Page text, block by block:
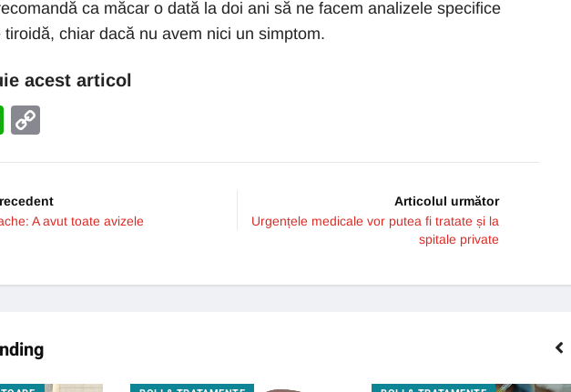
ca măcar o dată la doi ani să ne facem analizele specifice
tiroidă, chiar dacă nu avem nici un simptom.
acest articol
WhatsApp
A avut toate avizele
Articolul următor
Urgențele medicale vor putea fi tratate și la
spitale private